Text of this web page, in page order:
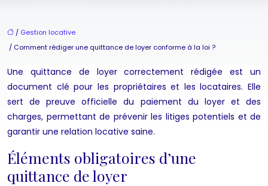
/ Gestion locative
/ Comment rédiger une quittance de loyer conforme à la loi ?
Une quittance de loyer correctement rédigée est un
document clé pour les propriétaires et les locataires. Elle
sert de preuve officielle du paiement du loyer et des
charges, permettant de prévenir les litiges potentiels et de
garantir une relation locative saine.
Éléments obligatoires d’une
quittance de loyer